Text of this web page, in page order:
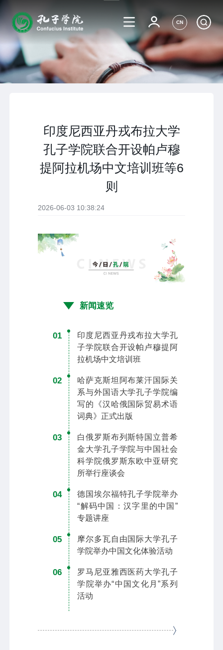
CN
印度尼西亚丹戎布拉大学
孔子学院联合开设帕卢穆
提阿拉机场中文培训班等6
则
2026-06-03 10:38:24
新闻速览
01
印度尼西亚丹戎布拉大学孔
子学院联合开设帕卢穆提阿
拉机场中文培训班
02
哈萨克斯坦阿布莱汗国际关
系与外国语大学孔子学院编
写的《汉哈俄国际贸易术语
词典》正式出版
03
白俄罗斯布列斯特国立普希
金大学孔子学院与中国社会
科学院俄罗斯东欧中亚研究
所举行座谈会
04
德国埃尔福特孔子学院举办
“解码中国：汉字里的中国”
专题讲座
05
摩尔多瓦自由国际大学孔子
学院举办中国文化体验活动
06
罗马尼亚雅西医药大学孔子
学院举办“中国文化月”系列
活动